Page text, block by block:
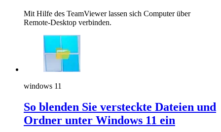
Mit Hilfe des TeamViewer lassen sich Computer über
Remote-Desktop verbinden.
windows 11
So blenden Sie versteckte Dateien und
Ordner unter Windows 11 ein